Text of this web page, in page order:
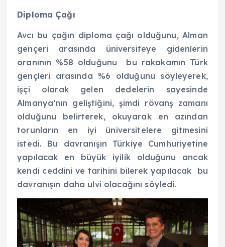
Diploma Çağı
Avcı bu çağın diploma çağı olduğunu, Alman
gençeri arasında üniversiteye gidenlerin
oranının %58 olduğunu bu rakakamın Türk
gençleri arasında %6 olduğunu söyleyerek,
işçi olarak gelen dedelerin sayesinde
Almanya’nın geliştiğini, şimdi rövanş zamanı
olduğunu belirterek, okuyarak en azından
torunların en iyi üniversitelere gitmesini
istedi. Bu davranışın Türkiye Cumhuriyetine
yapılacak en büyük iyilik olduğunu ancak
kendi ceddini ve tarihini bilerek yapılacak bu
davranışın daha ulvi olacağını söyledi.